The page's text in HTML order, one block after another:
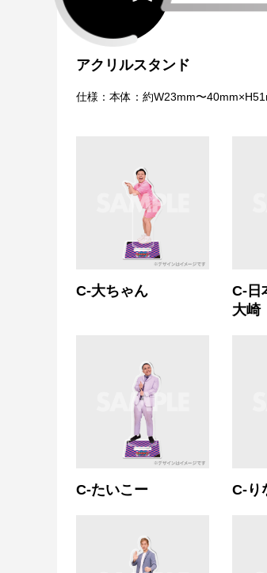
アクリルスタンド
仕様：本体：約W23mm〜
C-大ちゃん
C-日
大崎
C-たいこー C-り